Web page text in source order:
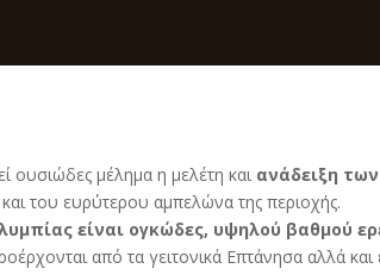
ουσιώδες μέλημα η μελέτη και ανάδειξη
του ευρύτερου αμπελώνα της περιοχής.
είναι ογκώδες, υψηλού βαθμού
από τα γειτονικά Επτάνησα αλλά